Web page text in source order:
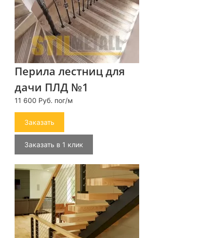
Перила лестниц для
дачи ПЛД №1
11 600 Руб. пог/м
Заказать
Заказать в 1 клик